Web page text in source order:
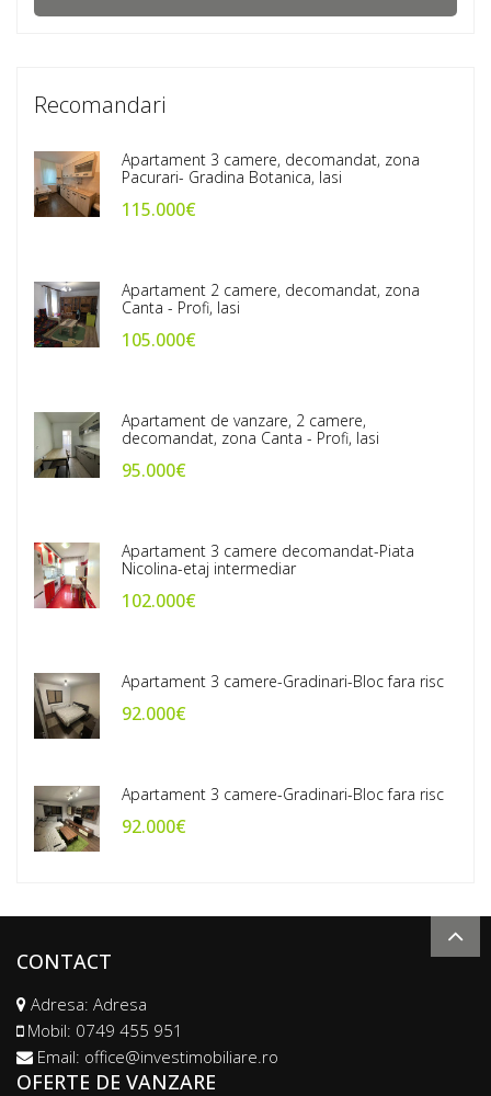
Recomandari
Apartament 3 camere, decomandat, zona
Pacurari- Gradina Botanica, Iasi
115.000€
Apartament 2 camere, decomandat, zona
Canta - Profi, Iasi
105.000€
Apartament de vanzare, 2 camere,
decomandat, zona Canta - Profi, Iasi
95.000€
Apartament 3 camere decomandat-Piata
Nicolina-etaj intermediar
102.000€
Apartament 3 camere-Gradinari-Bloc fara risc
92.000€
Apartament 3 camere-Gradinari-Bloc fara risc
92.000€
CONTACT
Adresa: Adresa
Mobil: 0749 455 951
Email: office@investimobiliare.ro
OFERTE DE VANZARE